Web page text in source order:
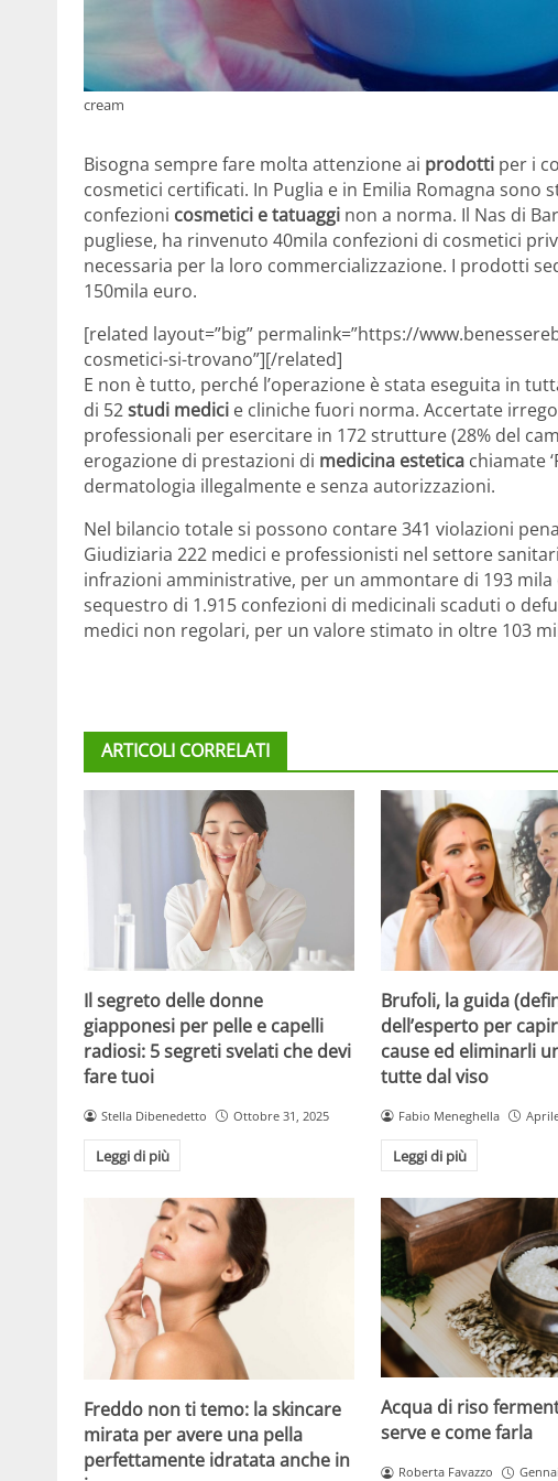
cream
Bisogna sempre fare molta attenzione ai prodotti per i
cosmetici certificati. In Puglia e in Emilia Romagna sono
confezioni cosmetici e tatuaggi non a norma. Il Nas di
pugliese, ha rinvenuto 40mila confezioni di cosmetici
necessaria per la loro commercializzazione. I prodotti
150mila euro.
[related layout=”big” permalink=”https://
cosmetici-si-trovano”][/related]
E non è tutto, perché l’operazione è stata eseguita in
di 52studi medici e cliniche fuori norma. Accertate
professionali per esercitare in 172 strutture (28% del
erogazione di prestazioni di medicina estetica chiamate
dermatologia illegalmente e senza autorizzazioni.
Nel bilancio totale si possono contare 341 violazioni
Giudiziaria 222 medici e professionisti nel settore
infrazioni amministrative, per un ammontare di 193
sequestro di 1.915 confezioni di medicinali scaduti o
medici non regolari, per un valore stimato in oltre 103
ARTICOLI CORRELATI
Il segreto delle donne
giapponesi per pelle e capelli
radiosi: 5 segreti svelati che devi
fare tuoi
Stella Dibenedetto Ottobre 31, 2025
Leggi di più
Brufoli, la guida
dell’esperto per
cause ed eliminarli
tutte dal viso
Fabio Meneghella
Leggi di più
Freddo non ti temo: la skincare
mirata per avere una pella
perfettamente idratata anche in
Acqua di riso
serve e come farla
Roberta Favazzo